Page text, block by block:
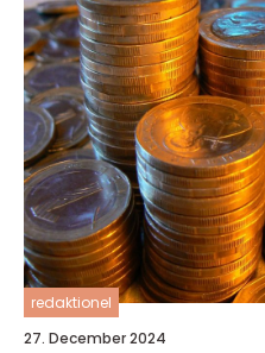
redaktionel
27. December 2024